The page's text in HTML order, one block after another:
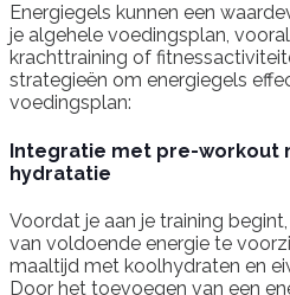
Energiegels kunnen een
je algehele voedingsplan,
krachttraining of
strategieën om energiegels
voedingsplan:
Integratie met pre-workout
hydratatie
Voordat je aan je training
van voldoende energie te
maaltijd met koolhydraten en
Door het toevoegen van een